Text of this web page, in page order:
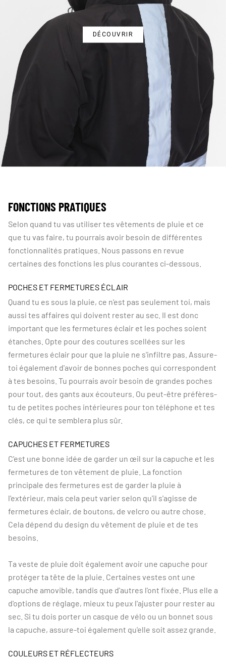
DÉCOUVRIR
FONCTIONS PRATIQUES
Selon quand tu vas utiliser tes vêtements de pluie et ce
que tu vas faire, tu pourrais avoir besoin de différentes
fonctionnalités pratiques. Nous passons en revue
certaines des fonctions les plus courantes ci-dessous.
POCHES ET FERMETURES ÉCLAIR
Quand tu es sous la pluie, ce n'est pas seulement toi, mais
aussi tes affaires qui doivent rester au sec. Il est donc
important que les fermetures éclair et les poches soient
étanches. Opte pour des coutures scellées sur les
fermetures éclair pour que la pluie ne s'infiltre pas. Assure-
toi également d'avoir de bonnes poches qui correspondent
à tes besoins. Tu pourrais avoir besoin de grandes poches
pour tout, des gants aux écouteurs. Ou peut-être préfères-
tu de petites poches intérieures pour ton téléphone et tes
clés, ce qui te semblera plus sûr.
CAPUCHES ET FERMETURES
C'est une bonne idée de garder un œil sur la capuche et les
fermetures de ton vêtement de pluie. La fonction
principale des fermetures est de garder la pluie à
l'extérieur, mais cela peut varier selon qu'il s'agisse de
fermetures éclair, de boutons, de velcro ou autre chose.
Cela dépend du design du vêtement de pluie et de tes
besoins.
Ta veste de pluie doit également avoir une capuche pour
protéger ta tête de la pluie. Certaines vestes ont une
capuche amovible, tandis que d'autres l'ont fixée. Plus elle a
d'options de réglage, mieux tu peux l'ajuster pour rester au
sec. Si tu dois porter un casque de vélo ou un bonnet sous
la capuche, assure-toi également qu'elle soit assez grande.
COULEURS ET RÉFLECTEURS